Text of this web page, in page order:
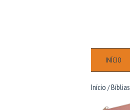
INÍCIO
Início /Bíblias